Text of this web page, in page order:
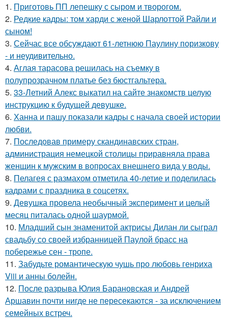
1. Приготовь ПП лепешку с сыром и творогом.
2. Редкие кадры: том харди с женой Шарлоттой Райли и
сыном!
3. Сейчас все обсуждают 61-летнюю Паулину поризкову
- и неудивительно.
4. Аглая тарасова решилась на съемку в
полупрозрачном платье без бюстгальтера.
5. 33-Летний Алекс выкатил на сайте знакомств целую
инструкцию к будущей девушке.
6. Ханна и пашу показали кадры с начала своей истории
любви.
7. Последовав примеру скандинавских стран,
администрация немецкой столицы приравняла права
женщин к мужским в вопросах внешнего вида у воды.
8. Пелагея с размахом отметила 40-летие и поделилась
кадрами с праздника в соцсетях.
9. Девушка провела необычный эксперимент и целый
месяц питалась одной шаурмой.
10. Младший сын знаменитой актрисы Дилан ли сыграл
свадьбу со своей избранницей Паулой брасс на
побережье сен - тропе.
11. Забудьте романтическую чушь про любовь генриха
Viii и анны болейн.
12. После разрыва Юлия Барановская и Андрей
Аршавин почти нигде не пересекаются - за исключением
семейных встреч.